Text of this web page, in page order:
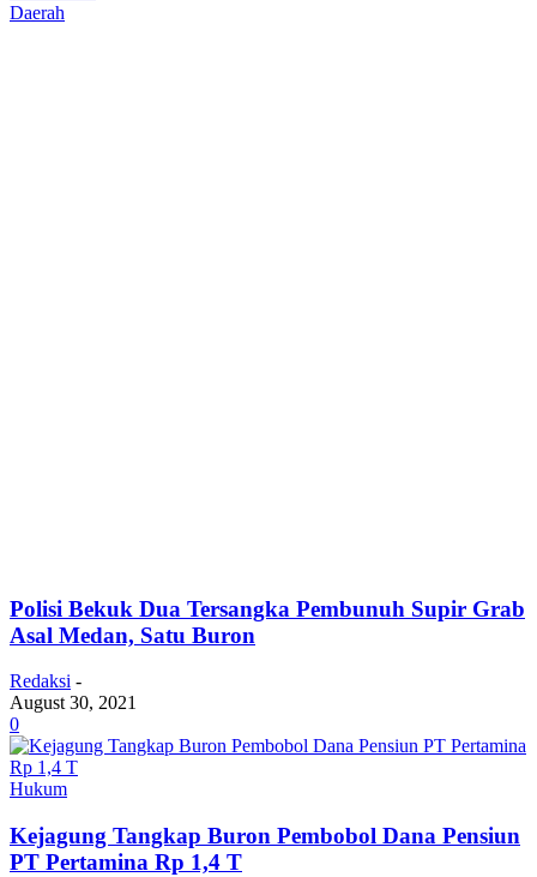
Daerah
Polisi Bekuk Dua Tersangka Pembunuh Supir Grab
Asal Medan, Satu Buron
Redaksi -
August 30, 2021
0
Hukum
Kejagung Tangkap Buron Pembobol Dana Pensiun
PT Pertamina Rp 1,4 T